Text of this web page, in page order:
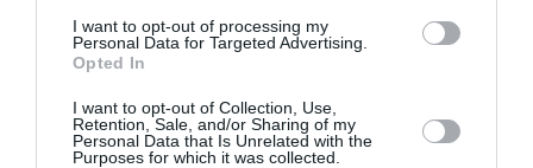
I want to opt-out of processing my
Personal Data for Targeted Advertising.
Opted In
I want to opt-out of Collection, Use,
Retention, Sale, and/or Sharing of my
Personal Data that Is Unrelated with the
Purposes for which it was collected.
ΓΛΥΠΤΙΚΗ - ΧΑΡΑΚΤΙΚΗ
ΔΩΡΕΑΝ ΕΚΔΗΛΩΣΕΙΣ
Newsletter